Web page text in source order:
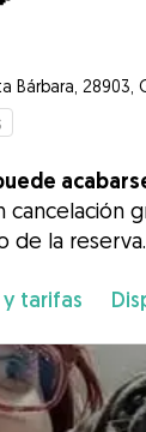
Bárbara, 28903,
cancelación
de la reserva.
tarifas